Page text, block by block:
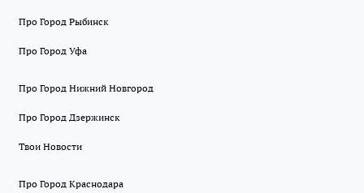
Про Город Рыбинск
Про Город Уфа
Про Город Нижний Новгород
Про Город Дзержинск
Твои Новости
Про Город Краснодара